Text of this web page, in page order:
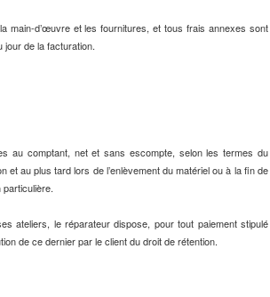
main-d’œuvre et les fournitures, et tous frais annexes sont
de la facturation.
au comptant, net et sans escompte, selon les termes du
et au plus tard lors de l’enlèvement du matériel ou à la fin de
particulière.
ateliers, le réparateur dispose, pour tout paiement stipulé
de ce dernier par le client du droit de rétention.